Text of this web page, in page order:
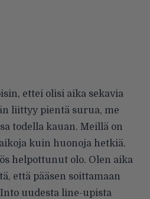
ettei olisi aika sekavia
liittyy pientä surua, me
todella kauan. Meillä on
kuin huonoja hetkiä.
helpottunut olo. Olen aika
että pääsen soittamaan
uudesta line-upista